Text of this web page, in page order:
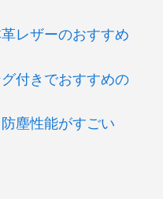
レザーのおすすめ
付きでおすすめの
塵性能がすごい